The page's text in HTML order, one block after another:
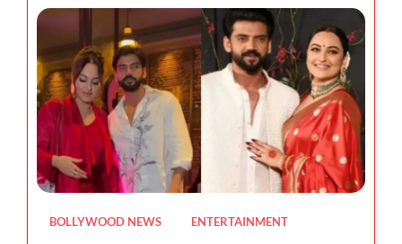
BOLLYWOOD NEWS ENTERTAINMENT